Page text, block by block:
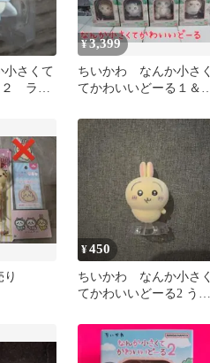
小さくて
ラッ
¥3,399
ちいかわ なんか小さく
てかわいいどーる１＆
り
¥450
ちいかわ なんか小さく
てかわいいどーる2 うさ